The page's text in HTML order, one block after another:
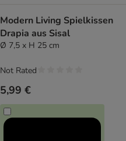
Modern Living Spielkissen
Drapia aus Sisal
Ø 7,5 x H 25 cm
5,99 €
Not Rated